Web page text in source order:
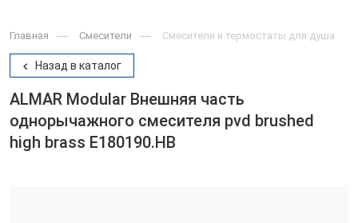
Главная Смесители Смесители и термостаты для душа
Назад в каталог
ALMAR Modular Внешняя часть
однорычажного смесителя pvd brushed
high brass E180190.HB